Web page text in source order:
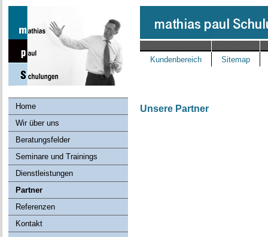
Kundenbereich Sitemap
Home
Wir über uns
Beratungsfelder
Seminare und Trainings
Dienstleistungen
Partner
Referenzen
Kontakt
Unsere Partner